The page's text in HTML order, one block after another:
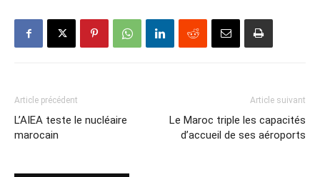
Article précédent
L’AIEA teste le nucléaire
marocain
Article suivant
Le Maroc triple les capacités
d’accueil de ses aéroports